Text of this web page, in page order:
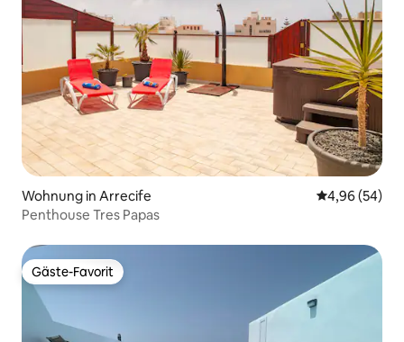
Wohnung in Arrecife
4,96 (54)
Penthouse Tres Papas
Gäste-Favorit
Gäste-Favorit